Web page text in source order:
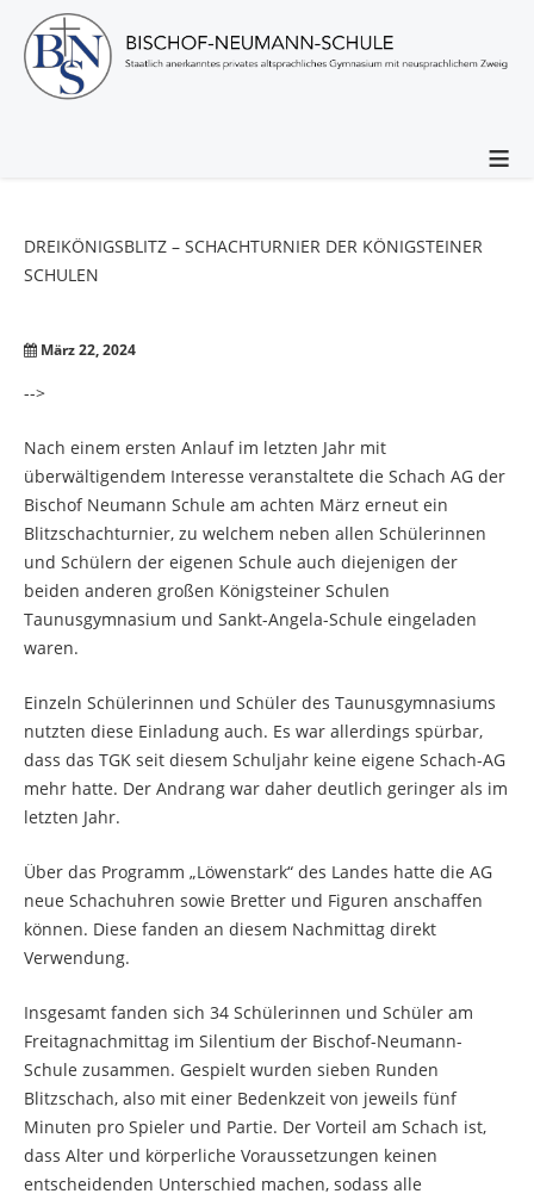
≡
DREIKÖNIGSBLITZ – SCHACHTURNIER DER KÖNIGSTEINER
SCHULEN
März 22, 2024
-->
Nach einem ersten Anlauf im letzten Jahr mit
überwältigendem Interesse veranstaltete die Schach AG der
Bischof Neumann Schule am achten März erneut ein
Blitzschachturnier, zu welchem neben allen Schülerinnen
und Schülern der eigenen Schule auch diejenigen der
beiden anderen großen Königsteiner Schulen
Taunusgymnasium und Sankt-Angela-Schule eingeladen
waren.
Einzeln Schülerinnen und Schüler des Taunusgymnasiums
nutzten diese Einladung auch. Es war allerdings spürbar,
dass das TGK seit diesem Schuljahr keine eigene Schach-AG
mehr hatte. Der Andrang war daher deutlich geringer als im
letzten Jahr.
Über das Programm „Löwenstark“ des Landes hatte die AG
neue Schachuhren sowie Bretter und Figuren anschaffen
können. Diese fanden an diesem Nachmittag direkt
Verwendung.
Insgesamt fanden sich 34 Schülerinnen und Schüler am
Freitagnachmittag im Silentium der Bischof-Neumann-
Schule zusammen. Gespielt wurden sieben Runden
Blitzschach, also mit einer Bedenkzeit von jeweils fünf
Minuten pro Spieler und Partie. Der Vorteil am Schach ist,
dass Alter und körperliche Voraussetzungen keinen
entscheidenden Unterschied machen, sodass alle